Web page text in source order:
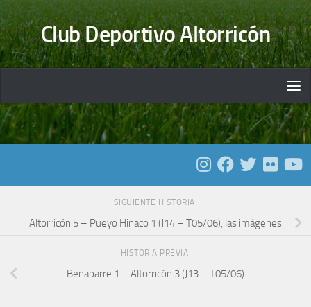
Saltar al contenido
Club Deportivo Altorricón
SIGUIENTE HISTORIA
Altorricón 5 – Pueyo Hinaco 1 (J14 – T05/06), las imágenes
HISTORIA PREVIA
Benabarre 1 – Altorricón 3 (J13 – T05/06)